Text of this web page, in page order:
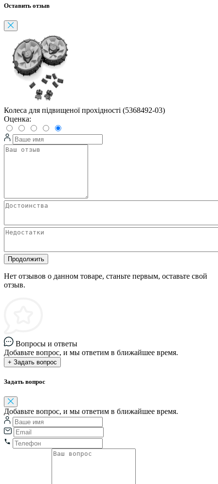
Оставить отзыв
Колеса для підвищеної прохідності (5368492-03)
Оценка:
Продолжить
Нет отзывов о данном товаре, станьте первым, оставьте свой
отзыв.
Вопросы и ответы
Добавьте вопрос, и мы ответим в ближайшее время.
+ Задать вопрос
Задать вопрос
Добавьте вопрос, и мы ответим в ближайшее время.